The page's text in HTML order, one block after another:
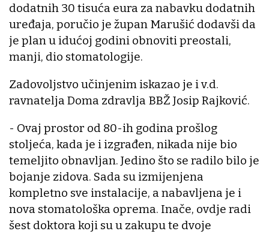
dodatnih 30 tisuća eura za nabavku dodatnih
uređaja, poručio je župan Marušić dodavši da
je plan u idućoj godini obnoviti preostali,
manji, dio stomatologije.
Zadovoljstvo učinjenim iskazao je i v.d.
ravnatelja Doma zdravlja BBŽ Josip Rajković.
- Ovaj prostor od 80-ih godina prošlog
stoljeća, kada je i izgrađen, nikada nije bio
temeljito obnavljan. Jedino što se radilo bilo je
bojanje zidova. Sada su izmijenjena
kompletno sve instalacije, a nabavljena je i
nova stomatološka oprema. Inače, ovdje radi
šest doktora koji su u zakupu te dvoje